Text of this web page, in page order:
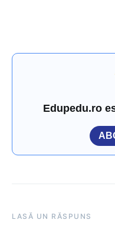
Edupedu.ro
LASĂ UN RĂSPUNS